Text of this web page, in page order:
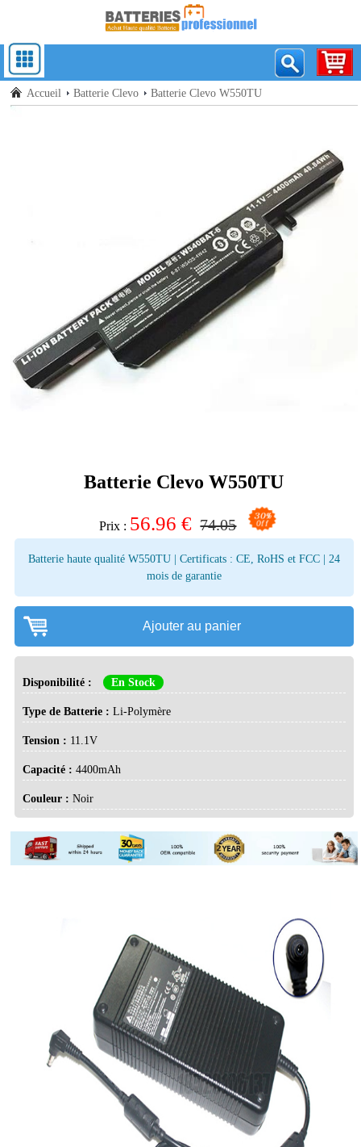
Accueil Batterie Clevo Batterie Clevo W550TU
Batterie Clevo W550TU
Prix : 56.96€ 74.05
Batterie haute qualité W550TU | Certificats : CE, RoHS et FCC | 24
mois de garantie
Ajouter au panier
Disponibilité : En Stock
Type de Batterie :Li-Polymère
Tension : 11.1V
Capacité :4400mAh
Couleur :Noir